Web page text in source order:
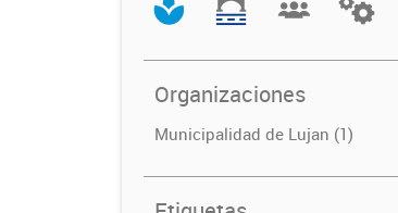
Organizaciones
Municipalidad de Lujan (1)